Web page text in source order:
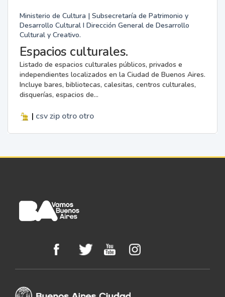
Ministerio de Cultura | Subsecretaría de Patrimonio y
Desarrollo Cultural I Dirección General de Desarrollo
Cultural y Creativo.
Espacios culturales.
Listado de espacios culturales públicos, privados e
independientes localizados en la Ciudad de Buenos Aires.
Incluye bares, bibliotecas, calesitas, centros culturales,
disquerías, espacios de...
| csv zip otro otro